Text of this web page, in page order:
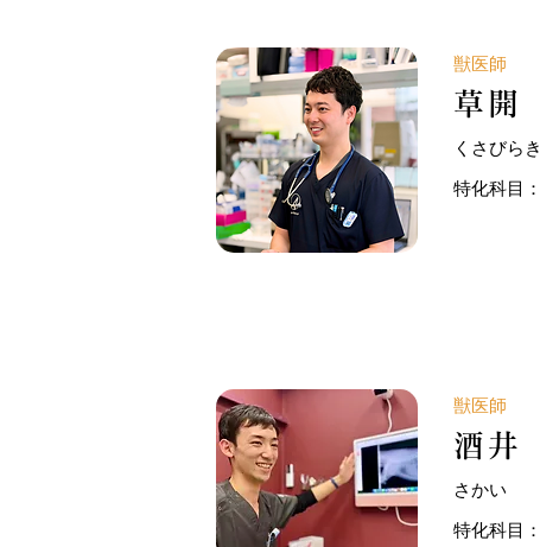
獣医師
草開
くさびらき
特化科目：
獣医師
酒井
さかい
特化科目：